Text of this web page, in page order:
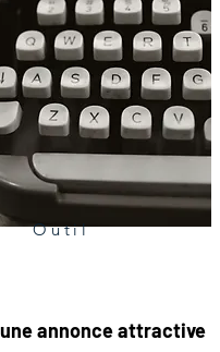
Outil
annonce attractive